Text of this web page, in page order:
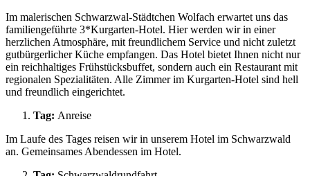
Im malerischen Schwarzwal-Städtchen Wolfach erwartet uns das
familiengeführte 3*Kurgarten-Hotel. Hier werden wir in einer
herzlichen Atmosphäre, mit freundlichem Service und nicht zuletzt
gutbürgerlicher Küche empfangen. Das Hotel bietet Ihnen nicht nur
ein reichhaltiges Frühstücksbuffet, sondern auch ein Restaurant mit
regionalen Spezialitäten. Alle Zimmer im Kurgarten-Hotel sind hell
und freundlich eingerichtet.
Tag: Anreise
Im Laufe des Tages reisen wir in unserem Hotel im Schwarzwald
an. Gemeinsames Abendessen im Hotel.